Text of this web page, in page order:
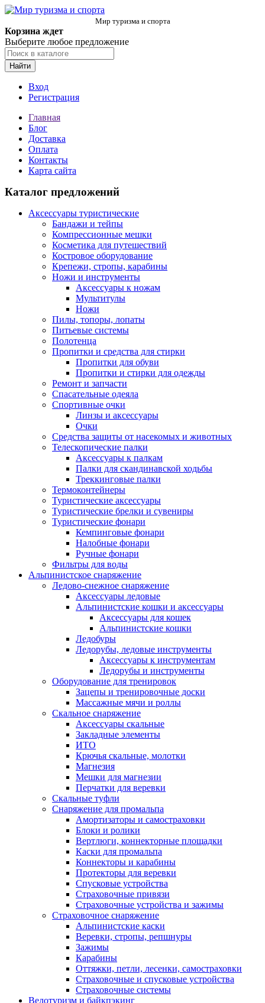
Мир туризма и спорта
Корзина ждет
Выберите любое предложение
Найти
Вход
Регистрация
Главная
Блог
Доставка
Оплата
Контакты
Карта сайта
Каталог предложений
Аксессуары туристические
Бандажи и тейпы
Компрессионные мешки
Косметика для путешествий
Костровое оборудование
Крепежи, стропы, карабины
Ножи и инструменты
Аксессуары к ножам
Мультитулы
Ножи
Пилы, топоры, лопаты
Питьевые системы
Полотенца
Пропитки и средства для стирки
Пропитки для обуви
Пропитки и стирки для одежды
Ремонт и запчасти
Спасательные одеяла
Спортивные очки
Линзы и аксессуары
Очки
Средства защиты от насекомых и животных
Телескопические палки
Аксессуары к палкам
Палки для скандинавской ходьбы
Треккинговые палки
Термоконтейнеры
Туристические аксессуары
Туристические брелки и сувениры
Туристические фонари
Кемпинговые фонари
Налобные фонари
Ручные фонари
Фильтры для воды
Альпинистское снаряжение
Ледово-снежное снаряжение
Аксессуары ледовые
Альпинистские кошки и аксессуары
Аксессуары для кошек
Альпинистские кошки
Ледобуры
Ледорубы, ледовые инструменты
Аксессуары к инструментам
Ледорубы и инструменты
Оборудование для тренировок
Зацепы и тренировочные доски
Массажные мячи и роллы
Скальное снаряжение
Аксессуары скальные
Закладные элементы
ИТО
Крючья скальные, молотки
Магнезия
Мешки для магнезии
Перчатки для веревки
Скальные туфли
Снаряжение для промальпа
Амортизаторы и самостраховки
Блоки и ролики
Вертлюги, коннекторные площадки
Каски для промальпа
Коннекторы и карабины
Протекторы для веревки
Спусковые устройства
Страховочные привязи
Страховочные устройства и зажимы
Страховочное снаряжение
Альпинистские каски
Веревки, стропы, репшнуры
Зажимы
Карабины
Оттяжки, петли, лесенки, самостраховки
Страховочные и спусковые устройства
Страховочные системы
Велотуризм и байкпэкинг